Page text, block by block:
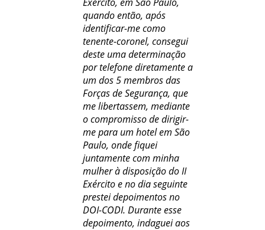
quando então, após
identificar-me como
tenente-coronel, consegui
deste uma determinação
por telefone diretamente a
um dos 5 membros das
Forças de Segurança, que
me libertassem, mediante
o compromisso de dirigir-
me para um hotel em São
Paulo, onde fiquei
juntamente com minha
mulher à disposição do II
Exército e no dia seguinte
prestei depoimentos no
DOI-CODI. Durante esse
depoimento, indaguei aos